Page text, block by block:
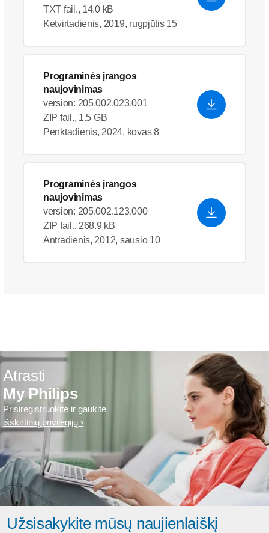
TXT fail., 14.0 kB
Ketvirtadienis, 2019, rugpjūtis 15
Programinės įrangos
naujovinimas
version: 205.002.023.001
ZIP fail., 1.5 GB
Penktadienis, 2024, kovas 8
Programinės įrangos
naujovinimas
version: 205.002.123.000
ZIP fail., 268.9 kB
Antradienis, 2012, sausio 10
Atrasti
My Philips
Prisiregistruokite ir gaukite
išskirtinių privilegijų
Užsisakykite mūsų naujienlaiškį